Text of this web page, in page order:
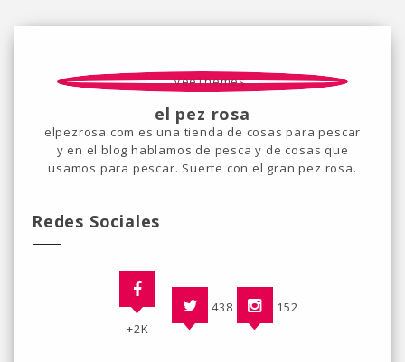
el pez rosa
elpezrosa.com es una tienda de cosas para pescar
y en el blog hablamos de pesca y de cosas que
usamos para pescar. Suerte con el gran pez rosa.
Redes Sociales
+2K
438 152